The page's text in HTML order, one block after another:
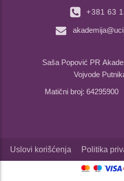
+381 63
Saša Popović PR
Vojvode
Matični broj:
Uslovi korišćenja Politika